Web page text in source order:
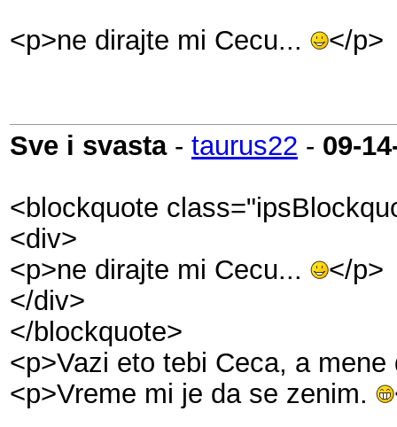
<p>ne dirajte mi Cecu... </p>
Sve i svasta- taurus22 - 09-
<blockquote
<div>
<p>ne dirajte mi Cecu...
</p>
</div>
</blockquote>
<p>Vazi eto tebi Ceca, a
<p>Vreme mi je da se zenim.